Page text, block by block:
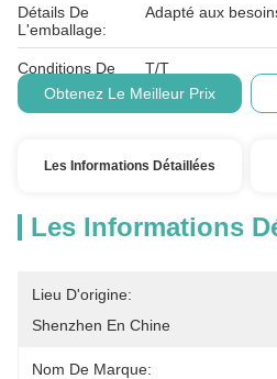
Détails De
L'emballage:
Adapté aux
Conditions De
Paiement:
T/T
Obtenez Le Meilleur Prix
Les Informations Détaillées
Les Informations
Lieu D'origine:
Shenzhen En Chine
Nom De Marque: